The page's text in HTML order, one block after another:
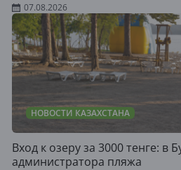
07.08.2026
НОВОСТИ КАЗАХСТАНА
Вход к озеру за 3000 тенге: в
администратора пляжа